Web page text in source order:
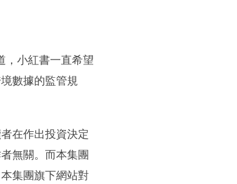
，小紅書一直希望
數據的監管規
在作出投資決定
無關。而本集團
集團旗下網站對